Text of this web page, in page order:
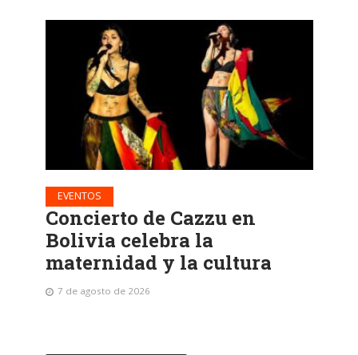
EVENTOS
Concierto de Cazzu en
Bolivia celebra la
maternidad y la cultura
7 de agosto de 2026